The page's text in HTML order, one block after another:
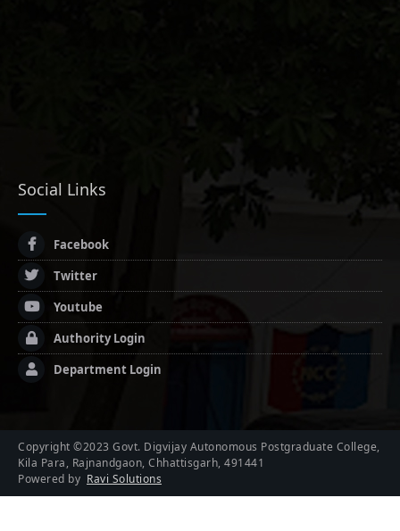
Social Links
Facebook
Twitter
Youtube
Authority Login
Department Login
Copyright ©2023 Govt. Digvijay Autonomous Postgraduate College,
Kila Para, Rajnandgaon, Chhattisgarh, 491441
Powered by Ravi Solutions